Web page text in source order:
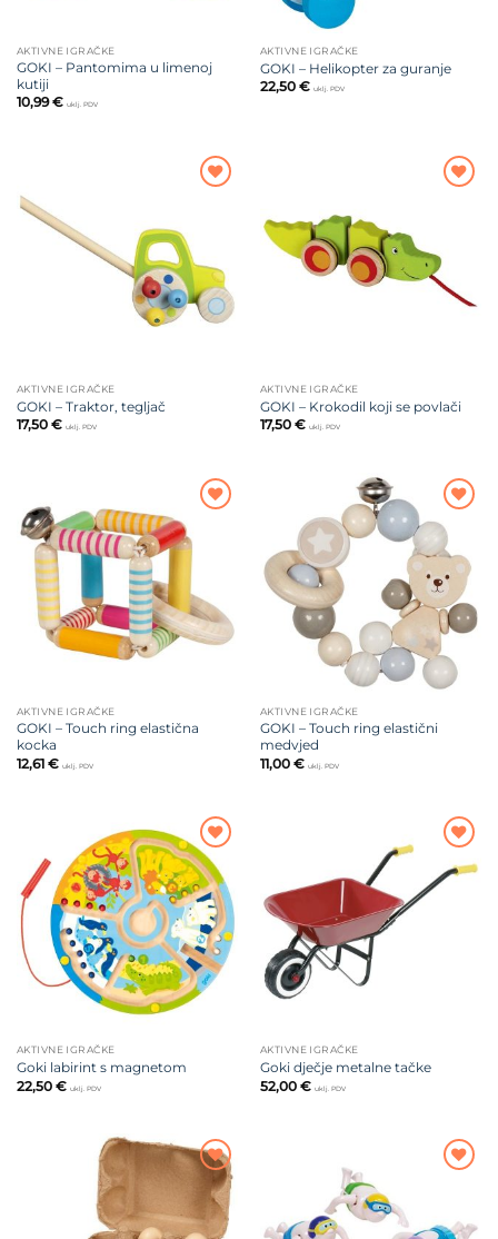
AKTIVNE IGRAČKE
GOKI – Pantomima u limenoj
kutiji
10,99€ uklj. PDV
AKTIVNE IGRAČKE
GOKI – Helikopter za guranje
22,50 € uklj. PDV
AKTIVNE IGRAČKE
GOKI – Traktor, tegljač
17,50 € uklj. PDV
AKTIVNE IGRAČKE
GOKI – Krokodil koji se povlači
17,50 € uklj. PDV
Dodajte
na listu
želja
AKTIVNE IGRAČKE
GOKI – Touch ring elastična
kocka
12,61 € uklj. PDV
Dodajte
na listu
želja
AKTIVNE IGRAČKE
GOKI – Touch ring elastični
medvjed
11,00 € uklj. PDV
Dodajte
na listu
želja
AKTIVNE IGRAČKE
Goki labirint s magnetom
22,50 € uklj. PDV
Dodajte
na listu
želja
AKTIVNE IGRAČKE
Goki dječje metalne tačke
52,00 € uklj. PDV
Dodajte
na listu
želja